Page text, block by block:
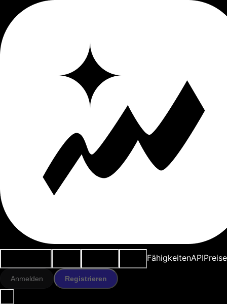
FähigkeitenAPIPreise
Anmelden Registrieren